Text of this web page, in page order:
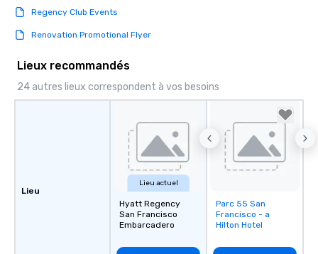
be printed featuring
which can be an
those Instagram
For added ease, we
transportation pick-
as well as an event
experience, we can
an evening helicopter
Memorable
Regency Club Events
Renovation Promotional Flyer
Lieux recommandés
24 autres lieux correspondent à vos besoins
Lieu
Lieu actuel
Hyatt Regency
San Francisco
Embarcadero
Removed from
favorites
Parc 55 San
Francisco - a
Hilton Hotel